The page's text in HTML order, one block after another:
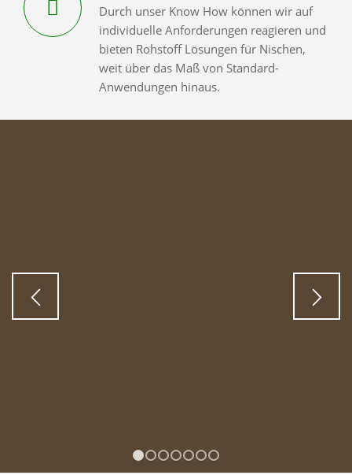
Durch unser Know How können wir auf
individuelle Anforderungen reagieren und
bieten Rohstoff Lösungen für Nischen,
weit über das Maß von Standard-
Anwendungen hinaus.
1